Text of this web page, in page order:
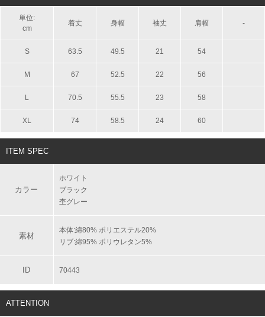
単位:
cm
着丈 身幅 袖丈 肩幅 -
S 63.5 49.5 21 54
M 67 52.5 22 56
L 70.5 55.5 23 58
XL 74 58.5 24 60
ITEM SPEC
カラー
ホワイト
ブラック
杢グレー
素材
本体:綿80% ポリエステル20%
リブ:綿95% ポリウレタン5%
ID 70443
ATTENTION